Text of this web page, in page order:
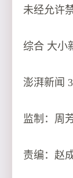
未经允许
综合 大小
澎湃新闻
监制：周
责编：赵